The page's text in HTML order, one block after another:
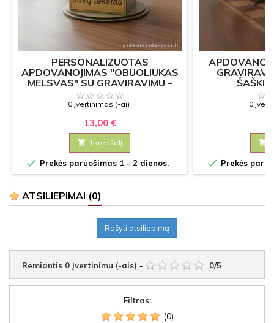
PERSONALIZUOTAS
APDOVANOJIMAS "OBUOLIUKAS
MELSVAS" SU GRAVIRAVIMU –
DOVANA MOKYTOJUI AR
VESTUVIŲ PROGA
0 Įvertinimas (-ai)
13,00 €
 Į krepšelį
 Prekės paruošimas 1 - 2 dienos.
0

 Prekės
ATSILIEPIMAI (0)
Rašyti atsiliepimą
Remiantis 0 Įvertinimu (-ais) - 0/5
Filtras:
(0)